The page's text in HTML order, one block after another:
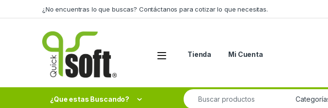
¿No encuentras lo que buscas? Contáctanos para cotizar lo que necesitas.
Tienda Mi Cuenta
¿Que estas Buscando?
Search for: